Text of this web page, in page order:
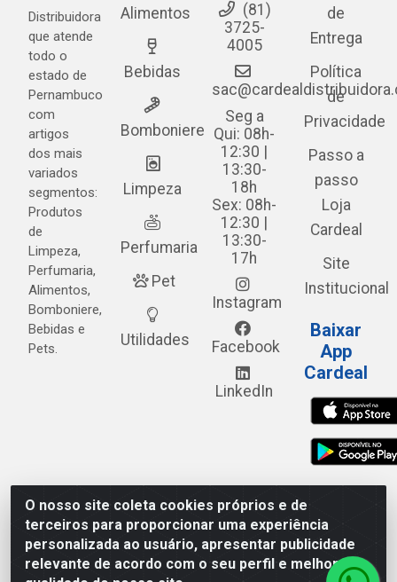
O nosso site coleta cookies próprios e de
terceiros para proporcionar uma experiência
personalizada ao usuário, apresentar publicidade
relevante de acordo com o seu perfil e melhorar a
Distribuidora
que atende
todo o
estado de
Pernambuco
com
artigos
dos mais
variados
segmentos:
Produtos
de
Limpeza,
Perfumaria,
Alimentos,
Bomboniere,
Bebidas e
Pets.
Alimentos
Bebidas
Bomboniere
Limpeza
Perfumaria
Pet
Utilidades
(81)
3725-
4005
Seg a
Qui: 08h-
12:30 |
13:30-
18h
Sex: 08h-
12:30 |
13:30-
17h
Instagram
Facebook
LinkedIn
de
Entrega
Política
de
Privacidade
Passo a
passo
Loja
Cardeal
Site
Institucional
Baixar
App
Cardeal
Cardeal Distribuidora - Estrada Alto do Moura, 582 - Alto
do Moura - Caruaru/PE - CEP 55.040-120 - CNPJ
05.253.499/0001-62